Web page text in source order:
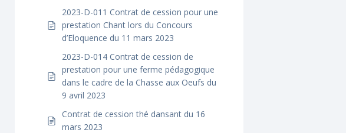
2023-D-011 Contrat de cession pour une
prestation Chant lors du Concours
d’Eloquence du 11 mars 2023
2023-D-014 Contrat de cession de
prestation pour une ferme pédagogique
dans le cadre de la Chasse aux Oeufs du
9 avril 2023
Contrat de cession thé dansant du 16
mars 2023